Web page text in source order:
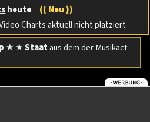
heute:
(( Neu ))
Charts aktuell nicht platziert
★ ★Staataus dem der Musikact